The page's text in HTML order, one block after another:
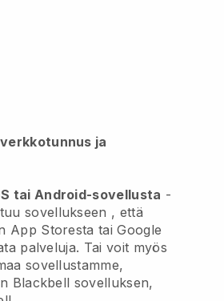
ja
tai Android-sovellusta -
sovellukseen , että
App Storesta tai Google
palveluja. Tai voit myös
sovellustamme,
Blackbell sovelluksen,